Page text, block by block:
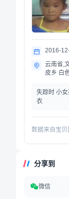
2016-
云南省,
皮乡 白
失踪时 小
衣
数据来自宝贝
分享到
微信